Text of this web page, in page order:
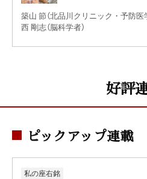
築山 節（北品川クリニック・予防医
西 剛志（脳科学者）
好評
ピックアップ連載
私の座右銘